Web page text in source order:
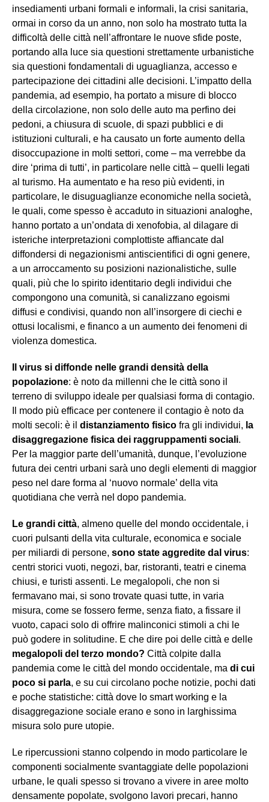
insediamenti urbani formali e informali, la crisi sanitaria,
ormai in corso da un anno, non solo ha mostrato tutta la
difficoltà delle città nell’affrontare le nuove sfide poste,
portando alla luce sia questioni strettamente urbanistiche
sia questioni fondamentali di uguaglianza, accesso e
partecipazione dei cittadini alle decisioni. L’impatto della
pandemia, ad esempio, ha portato a misure di blocco
della circolazione, non solo delle auto ma perfino dei
pedoni, a chiusura di scuole, di spazi pubblici e di
istituzioni culturali, e ha causato un forte aumento della
disoccupazione in molti settori, come – ma verrebbe da
dire ‘prima di tutti’, in particolare nelle città – quelli legati
al turismo. Ha aumentato e ha reso più evidenti, in
particolare, le disuguaglianze economiche nella società,
le quali, come spesso è accaduto in situazioni analoghe,
hanno portato a un’ondata di xenofobia, al dilagare di
isteriche interpretazioni complottiste affiancate dal
diffondersi di negazionismi antiscientifici di ogni genere,
a un arroccamento su posizioni nazionalistiche, sulle
quali, più che lo spirito identitario degli individui che
compongono una comunità, si canalizzano egoismi
diffusi e condivisi, quando non all’insorgere di ciechi e
ottusi localismi, e financo a un aumento dei fenomeni di
violenza domestica.
Il virus si diffonde nelle grandi densità della
popolazione: è noto da millenni che le città sono il
terreno di sviluppo ideale per qualsiasi forma di contagio.
Il modo più efficace per contenere il contagio è noto da
molti secoli: è il distanziamento fisico fra gli individui, la
disaggregazione fisica dei raggruppamenti sociali.
Per la maggior parte dell’umanità, dunque, l’evoluzione
futura dei centri urbani sarà uno degli elementi di maggior
peso nel dare forma al ‘nuovo normale’ della vita
quotidiana che verrà nel dopo pandemia.
Le grandi città, almeno quelle del mondo occidentale, i
cuori pulsanti della vita culturale, economica e sociale
per miliardi di persone, sono state aggredite dal virus:
centri storici vuoti, negozi, bar, ristoranti, teatri e cinema
chiusi, e turisti assenti. Le megalopoli, che non si
fermavano mai, si sono trovate quasi tutte, in varia
misura, come se fossero ferme, senza fiato, a fissare il
vuoto, capaci solo di offrire malinconici stimoli a chi le
può godere in solitudine. E che dire poi delle città e delle
megalopoli del terzo mondo? Città colpite dalla
pandemia come le città del mondo occidentale, ma di cui
poco si parla, e su cui circolano poche notizie, pochi dati
e poche statistiche: città dove lo smart working e la
disaggregazione sociale erano e sono in larghissima
misura solo pure utopie.
Le ripercussioni stanno colpendo in modo particolare le
componenti socialmente svantaggiate delle popolazioni
urbane, le quali spesso si trovano a vivere in aree molto
densamente popolate, svolgono lavori precari, hanno